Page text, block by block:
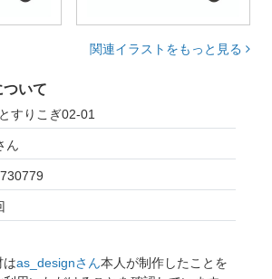
関連イラストをもっと見る
ついて
すりこぎ02-01
ん
はas_designさん本人が制作したことを